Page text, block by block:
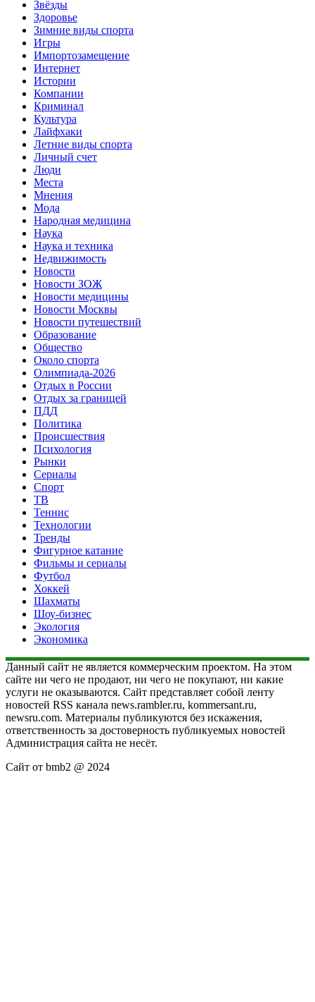
Звёзды
Здоровье
Зимние виды спорта
Игры
Импортозамещение
Интернет
Истории
Компании
Криминал
Культура
Лайфхаки
Летние виды спорта
Личный счет
Люди
Места
Мнения
Мода
Народная медицина
Наука
Наука и техника
Недвижимость
Новости
Новости ЗОЖ
Новости медицины
Новости Москвы
Новости путешествий
Образование
Общество
Около спорта
Олимпиада-2026
Отдых в России
Отдых за границей
ПДД
Политика
Происшествия
Психология
Рынки
Сериалы
Спорт
ТВ
Теннис
Технологии
Тренды
Фигурное катание
Фильмы и сериалы
Футбол
Хоккей
Шахматы
Шоу-бизнес
Экология
Экономика
Данный сайт не является коммерческим проектом. На этом
сайте ни чего не продают, ни чего не покупают, ни какие
услуги не оказываются. Сайт представляет собой ленту
новостей RSS канала news.rambler.ru, kommersant.ru,
newsru.com. Материалы публикуются без искажения,
ответственность за достоверность публикуемых новостей
Администрация сайта не несёт.
Сайт от bmb2 @ 2024